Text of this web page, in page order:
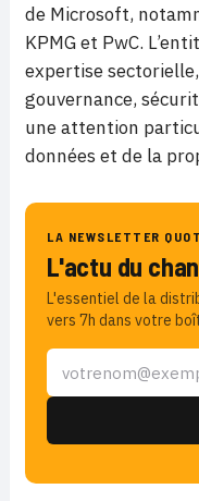
de Microsoft,
KPMG et PwC.
expertise
gouvernance,
une attention
données et de la
LA NEWSLETTER
L'actu du
L'essentiel de la
vers 7h dans votre